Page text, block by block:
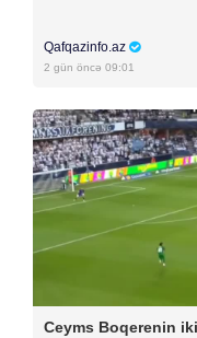
Qafqazinfo.az
2 gün öncə 09:01
Ceyms Boqerenin